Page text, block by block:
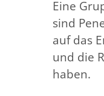
Eine
sind
auf das
und die
haben.